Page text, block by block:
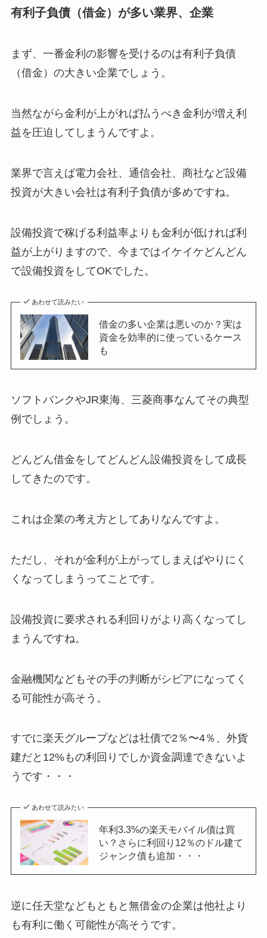
有利子負債（借金）が多い業界、企業
まず、一番金利の影響を受けるのは有利子負債
（借金）の大きい企業でしょう。
当然ながら金利が上がれば払うべき金利が増え利
益を圧迫してしまうんですよ。
業界で言えば電力会社、通信会社、商社など設備
投資が大きい会社は有利子負債が多めですね。
設備投資で稼げる利益率よりも金利が低ければ利
益が上がりますので、今まではイケイケどんどん
で設備投資をしてOKでした。
あわせて読みたい
借金の多い企業は悪いのか？実は
資金を効率的に使っているケース
も
ソフトバンクやJR東海、三菱商事なんてその典型
例でしょう。
どんどん借金をしてどんどん設備投資をして成長
してきたのです。
これは企業の考え方としてありなんですよ。
ただし、それが金利が上がってしまえばやりにく
くなってしまうってことです。
設備投資に要求される利回りがより高くなってし
まうんですね。
金融機関などもその手の判断がシビアになってく
る可能性が高そう。
すでに楽天グループなどは社債で2％〜4％、外貨
建だと12%もの利回りでしか資金調達できないよ
うです・・・
あわせて読みたい
年利3.3%の楽天モバイル債は買
い？さらに利回り12％のドル建て
ジャンク債も追加・・・
逆に任天堂などもともと無借金の企業は他社より
も有利に働く可能性が高そうです。